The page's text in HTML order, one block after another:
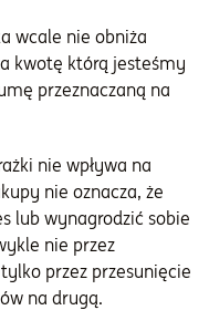
wcale nie obniża
kwotę którą jesteśmy
przeznaczaną na
nie wpływa na
nie oznacza, że
lub wynagrodzić sobie
nie przez
przez przesunięcie
na drugą.